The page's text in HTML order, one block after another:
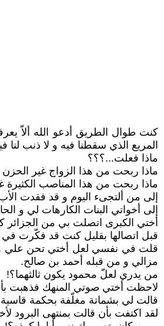
كنت طوال الطريق أدعو الله ألاّ
المريع الذي سقطنا فيه و لا ذنب لنا
ماذا فعلت...؟؟؟
ماذا ربحت من هذا الزواج غير
ماذا ربحت من هذا المناصب
إلى من ألتجىء اليوم و قد فقدت
إلى أخواتي البنات الكارهات لي و
أختي الكبرى اتصلت بي من الجزائر
قبل اتصالها بقليل كنت قد فكّرت
قلت في نفسي لعل أختي تحن علي و
مزالي و من قبله أحمد بن صالح.
من يدري لعلّ محمود يكون ثالثهما؟!
لاحظت أختي صوتي المنهك فذهبت
قالت لي بشماتة مغلّفة بحكمة قاسية
لقد اكتفت بأن قالت بمنتهى البرود